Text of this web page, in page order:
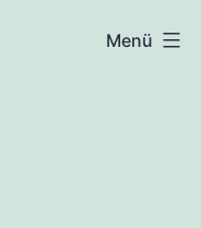
Menü